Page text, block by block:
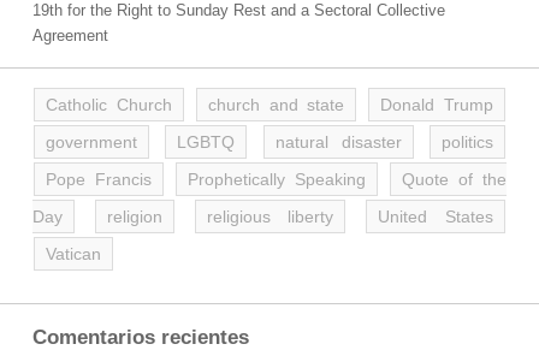
19th for the Right to Sunday Rest and a Sectoral Collective
Agreement
Catholic Church church and state
Donald Trump
government
LGBTQ natural disaster
politics
Pope Francis
Prophetically Speaking
Quote of the
Day
religion religious liberty
United States
Vatican
Comentarios recientes